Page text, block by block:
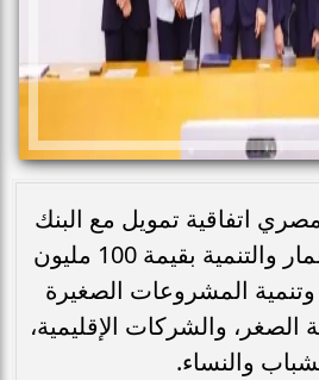
اتفاقية تمويل مع البنك
الأوروبي لإعادة الإعمار والتنمية بقيمة 100 مليون
وتنمية المشروعات الصغيرة
الصغر، والشركات الإقليمية،
والنساء.